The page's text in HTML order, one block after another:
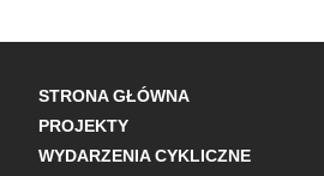
STRONA GŁÓWNA
PROJEKTY
WYDARZENIA CYKLICZNE